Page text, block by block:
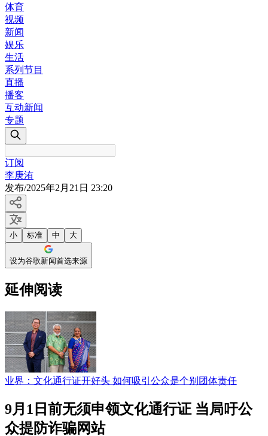
体育
视频
新闻
娱乐
生活
系列节目
直播
播客
互动新闻
专题
订阅
李庚洧
发布/2025年2月21日 23:20
小 标准 中 大
设为谷歌新闻首选来源
延伸阅读
业界：文化通行证开好头 如何吸引公众是个别团体责任
9月1日前无须申领文化通行证 当局吁公
众提防诈骗网站